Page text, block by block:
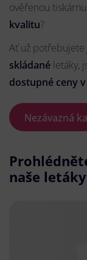
ověřenou
kvalitu?
Ať už potřebujete
skládané letáky,
dostupné ceny
Nezávazná
naše letáky